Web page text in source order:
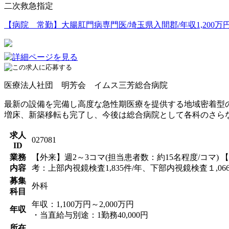
二次救急指定
【病院 常勤】大腸肛門病専門医/埼玉県入間郡/年収1,200万
医療法人社団 明芳会 イムス三芳総合病院
最新の設備を完備し高度な急性期医療を提供する地域密着型
増床、新築移転も完了し、今後は総合病院として各科のさ
求人
ID
027081
業務
内容
【外来】週2～3コマ(担当患者数：約15名程度/コマ)
考：上部内視鏡検査1,835件/年、下部内視鏡検査１
募集
科目
外科
年収
年収：1,100万円～2,000万円
・当直給与別途：1勤務40,000円